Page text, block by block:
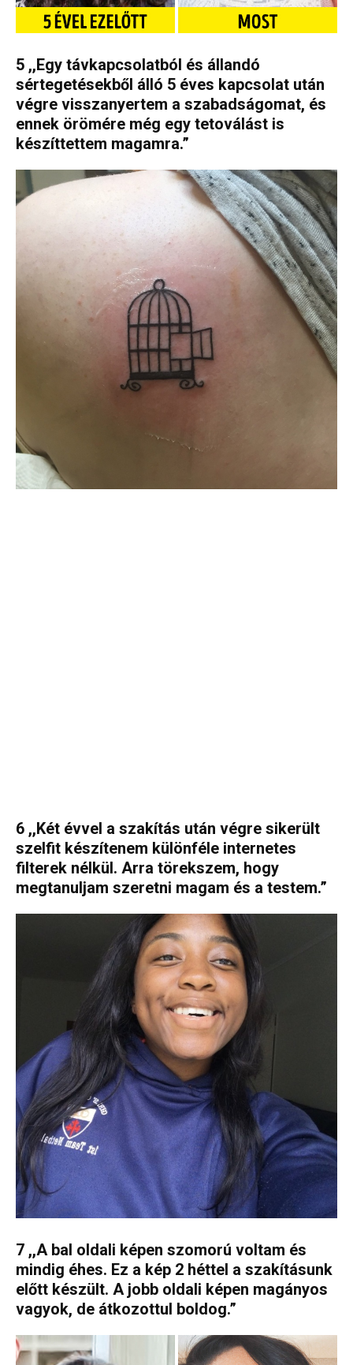
5 ,,Egy távkapcsolatból és állandó
sértegetésekből álló 5 éves kapcsolat után
végre visszanyertem a szabadságomat, és
ennek örömére még egy tetoválást is
készíttettem magamra.”
6 ,,Két évvel a szakítás után végre sikerült
szelfit készítenem különféle internetes
filterek nélkül. Arra törekszem, hogy
megtanuljam szeretni magam és a testem.”
7 ,,A bal oldali képen szomorú voltam és
mindig éhes. Ez a kép 2 héttel a szakításunk
előtt készült. A jobb oldali képen magányos
vagyok, de átkozottul boldog.”